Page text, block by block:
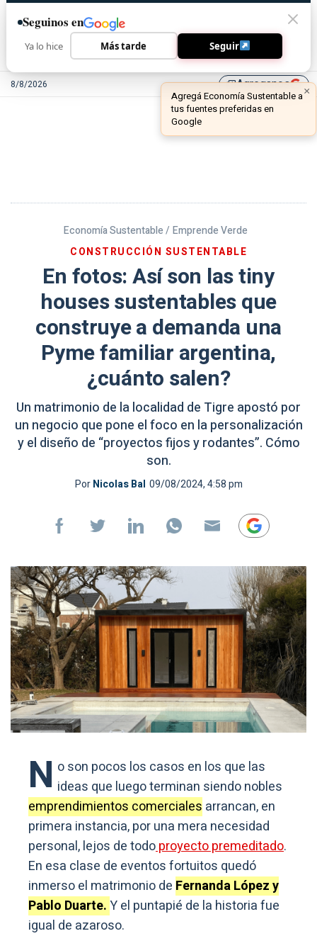
8/8/2026 library_addAgreganos
Economía Sustentable / Emprende Verde
CONSTRUCCIÓN SUSTENTABLE
En fotos: Así son las tiny
houses sustentables que
construye a demanda una
Pyme familiar argentina,
¿cuánto salen?
Un matrimonio de la localidad de Tigre apostó por
un negocio que pone el foco en la personalización
y el diseño de “proyectos fijos y rodantes”. Cómo
son.
PorNicolas Bal 09/08/2024, 4:58 pm
N o son pocos los casos en los que las
ideas que luego terminan siendo nobles
emprendimientos comerciales arrancan, en
primera instancia, por una mera necesidad
personal, lejos de todoproyecto premeditado.
En esa clase de eventos fortuitos quedó
inmerso el matrimonio de Fernanda López y
Pablo Duarte.Y el puntapié de la historia fue
igual de azaroso.
Seguinos en
Ya lo hice Más tarde Seguir